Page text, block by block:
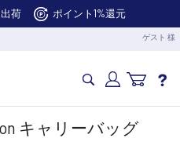
荷 ポイント1%還元
ゲスト 様
キャリーバッグ